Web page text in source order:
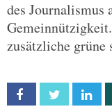
des Journalismus
zusätzliche grüne
Facebook Twitter